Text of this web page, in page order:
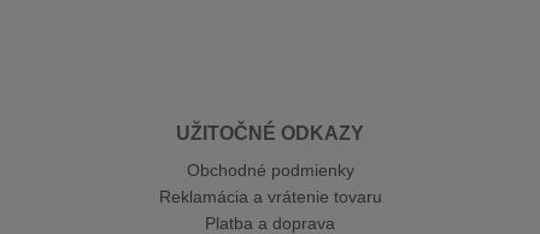
UŽITOČNÉ ODKAZY
Obchodné podmienky
Reklamácia a vrátenie tovaru
Platba a doprava